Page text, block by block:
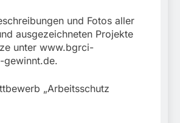
und Fotos aller
ausgezeichneten Projekte
unter www.bgrci-
gewinnt.de.
„Arbeitsschutz